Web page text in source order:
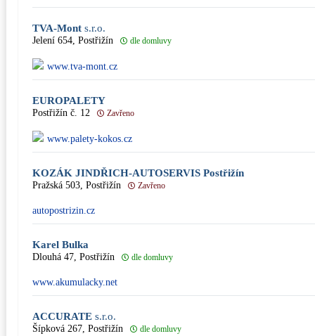
TVA-Mont s.r.o.
Jelení 654, Postřižín dle domluvy
www.tva-mont.cz
EUROPALETY
Postřižín č. 12 Zavřeno
www.palety-kokos.cz
KOZÁK JINDŘICH-AUTOSERVIS Postřižín
Pražská 503, Postřižín Zavřeno
autopostrizin.cz
Karel Bulka
Dlouhá 47, Postřižín dle domluvy
www.akumulacky.net
ACCURATE s.r.o.
Šípková 267, Postřižín dle domluvy